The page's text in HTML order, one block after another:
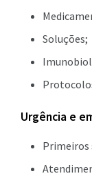
Soluções;
Urgência e
Primeiros